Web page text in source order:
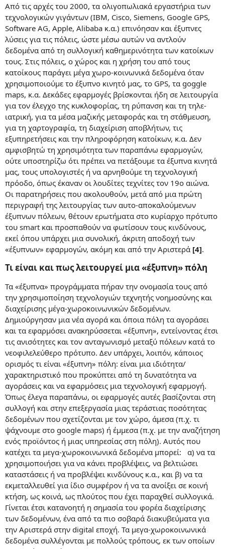
Από τις αρχές του 2000, τα ολιγοπωλιακά εργαστήρια των
τεχνολογικών γιγάντων (IBM, Cisco, Siemens, Google GPS,
Software AG, Apple, Alibaba κ.α.) επινόησαν και έξυπνες
λύσεις για τις πόλεις, ώστε μέσω αυτών να αντλούν
δεδομένα από τη συλλογική καθημερινότητα των κατοίκων
τους. Στις πόλεις, ο χώρος και η χρήση του από τους
κατοίκους παράγει μέγα χωρο-κοινωνικά δεδομένα όταν
χρησιμοποιούμε το έξυπνο κινητό μας, το GPS, τα goggle
maps, κ.α. Δεκάδες εφαρμογές βρίσκονται ήδη σε λειτουργία
για τον έλεγχο της κυκλοφορίας, τη ρύπανση και τη τηλε-
ιατρική, για τα μέσα μαζικής μεταφοράς και τη στάθμευση,
για τη χαρτογραφία, τη διαχείριση αποβλήτων, τις
εξυπηρετήσεις και την πληροφόρηση κατοίκων, κ.α. Δεν
αμφισβητώ τη χρησιμότητα των παραπάνω εφαρμογών,
ούτε υποστηρίζω ότι πρέπει να πετάξουμε τα έξυπνα κινητά
μας, τους υπολογιστές ή να αρνηθούμε τη τεχνολογική
πρόοδο, όπως έκαναν οι λουδίτες τεχνίτες τον 19ο αιώνα.
Οι παρατηρήσεις που ακολουθούν, μετά από μια πρώτη
περιγραφή της λειτουργίας των αυτο-αποκαλούμενων
έξυπνων πόλεων, θέτουν ερωτήματα στο κυρίαρχο πρότυπο
του smart και προσπαθούν να φωτίσουν τους κινδύνους,
εκεί όπου υπάρχει μια συνολική, άκριτη αποδοχή των
«έξυπνων» εφαρμογών, ακόμη και από την Αριστερά [4].
Τι είναι και πως λειτουργεί μια «έξυπνη» πόλη
Τα «έξυπνα» προγράμματα πήραν την ονομασία τους από
την χρησιμοποίηση τεχνολογιών τεχνητής νοημοσύνης και
διαχείρισης μέγα-χωροκοινωνικών δεδομένων.
Δημιούργησαν μια νέα αγορά και όποια πόλη τα αγοράσει
και τα εφαρμόσει ανακηρύσσεται «έξυπνη», εντείνοντας έτσι
τις ανισότητες και τον ανταγωνισμό μεταξύ πόλεων κατά το
νεοφιλελεύθερο πρότυπο. Δεν υπάρχει, λοιπόν, κάποιος
ορισμός τι είναι «έξυπνη» πόλη: είναι μια ιδιότητα/
χαρακτηριστικό που προκύπτει από τη δυνατότητα να
αγοράσεις και να εφαρμόσεις μια τεχνολογική εφαρμογή.
Όπως έλεγα παραπάνω, οι εφαρμογές αυτές βασίζονται στη
συλλογή και στην επεξεργασία μιας τεράστιας ποσότητας
δεδομένων που σχετίζονται με τον χώρο, άμεσα (π.χ. τι
ψάχνουμε στο google maps) ή έμμεσα (π.χ. με την αναζήτηση
ενός προϊόντος ή μιας υπηρεσίας στη πόλη). Αυτός που
κατέχει τα μεγα-χωροκοινωνικά δεδομένα μπορεί: α) να τα
χρησιμοποιήσει για να κάνει προβλέψεις, να βελτιώσει
καταστάσεις ή να προβλέψει κινδύνους κ.α., και β) να τα
εκμεταλλευθεί για ίδιο συμφέρον ή να τα ανοίξει σε κοινή
κτήση, ως κοινά, ως πλούτος που έχει παραχθεί συλλογικά.
Γίνεται έτσι κατανοητή η σημασία του φορέα διαχείρισης
των δεδομένων, ένα από τα πιο σοβαρά διακυβεύματα για
την Αριστερά στην digital εποχή. Τα μεγα-χωροκοινωνικά
δεδομένα συλλέγονται με πολλούς τρόπους, εκ των οποίων